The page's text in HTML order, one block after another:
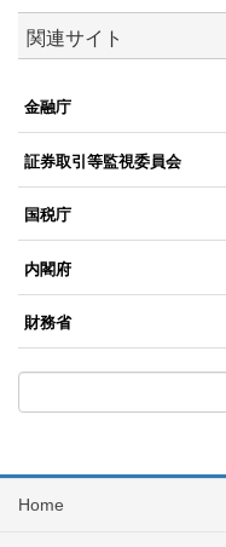
関連サイト
金融庁
証券取引等監視委員会
国税庁
内閣府
財務省
Home